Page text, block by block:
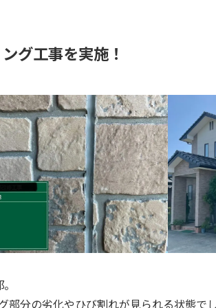
グ工事を実施！
部分の劣化やひび割れが見られる状態で